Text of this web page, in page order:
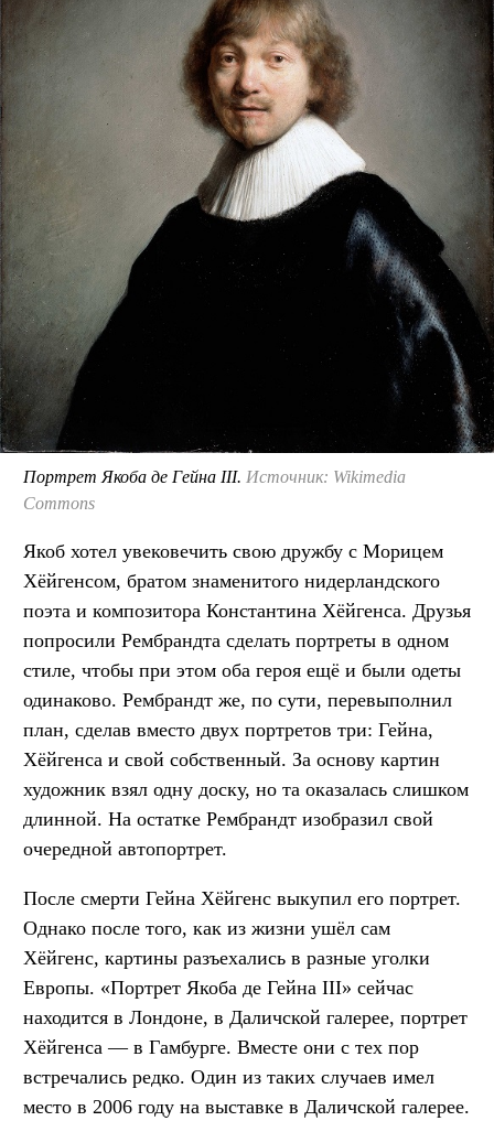
Портрет Якоба де Гейна III. Источник: Wikimedia
Commons
Якоб хотел увековечить свою дружбу с Морицем
Хёйгенсом, братом знаменитого нидерландского
поэта и композитора Константина Хёйгенса. Друзья
попросили Рембрандта сделать портреты в одном
стиле, чтобы при этом оба героя ещё и были одеты
одинаково. Рембрандт же, по сути, перевыполнил
план, сделав вместо двух портретов три: Гейна,
Хёйгенса и свой собственный. За основу картин
художник взял одну доску, но та оказалась слишком
длинной. На остатке Рембрандт изобразил свой
очередной автопортрет.
После смерти Гейна Хёйгенс выкупил его портрет.
Однако после того, как из жизни ушёл сам
Хёйгенс, картины разъехались в разные уголки
Европы. «Портрет Якоба де Гейна III» сейчас
находится в Лондоне, в Даличской галерее, портрет
Хёйгенса — в Гамбурге. Вместе они с тех пор
встречались редко. Один из таких случаев имел
место в 2006 году на выставке в Даличской галерее.